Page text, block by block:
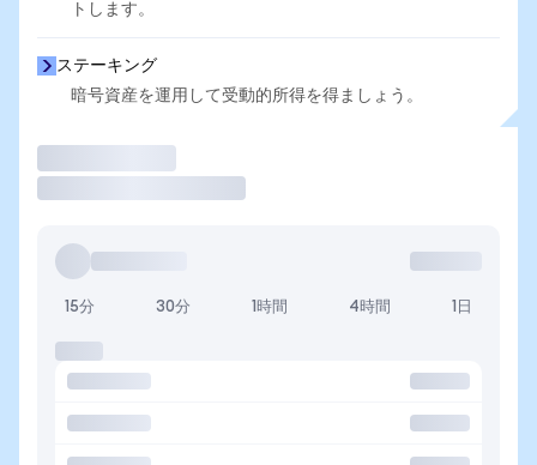
トします。
ステーキング
暗号資産を運用して受動的所得を得ましょう。
15分 30分 1時間 4時間 1日